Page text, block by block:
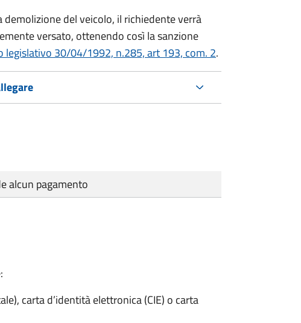
del veicolo, il richiedente verrà
versato, ottenendo così la sanzione
legislativo 30/04/1992, n.285, art 193, com. 2.
alcun pagamento
carta d’identità elettronica (CIE) o carta